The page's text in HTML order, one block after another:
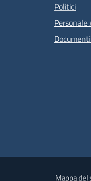
Politici
Mappa del